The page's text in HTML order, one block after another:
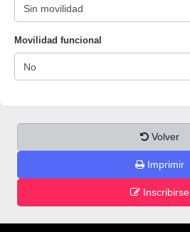
Movilidad funcional
Volver
Imprimir
Inscribirse